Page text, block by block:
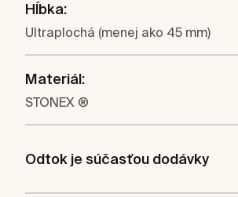
Hĺbka:
Ultraplochá (menej ako 45 mm)
Materiál:
STONEX ®
Odtok je súčasťou dodávky